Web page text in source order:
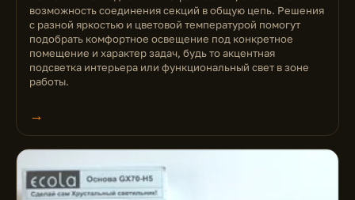
возможность соединения секций в общую цепь. Решения
с разной яркостью и цветовой температурой помогут
подобрать комфортное освещение под конкретное
помещение и характер задач, будь то акцентная
подсветка интерьера или функциональный свет в зоне
работы.
→